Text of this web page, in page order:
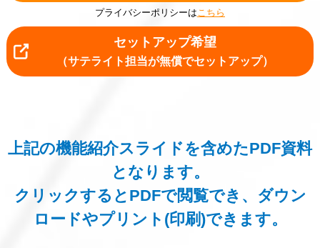
プライバシーポリシーはこちら
セットアップ希望
（サテライト担当が無償でセットアップ）
上記の機能紹介スライドを含めたPDF資料
となります。
クリックするとPDFで閲覧でき、ダウン
ロードやプリント(印刷)できます。